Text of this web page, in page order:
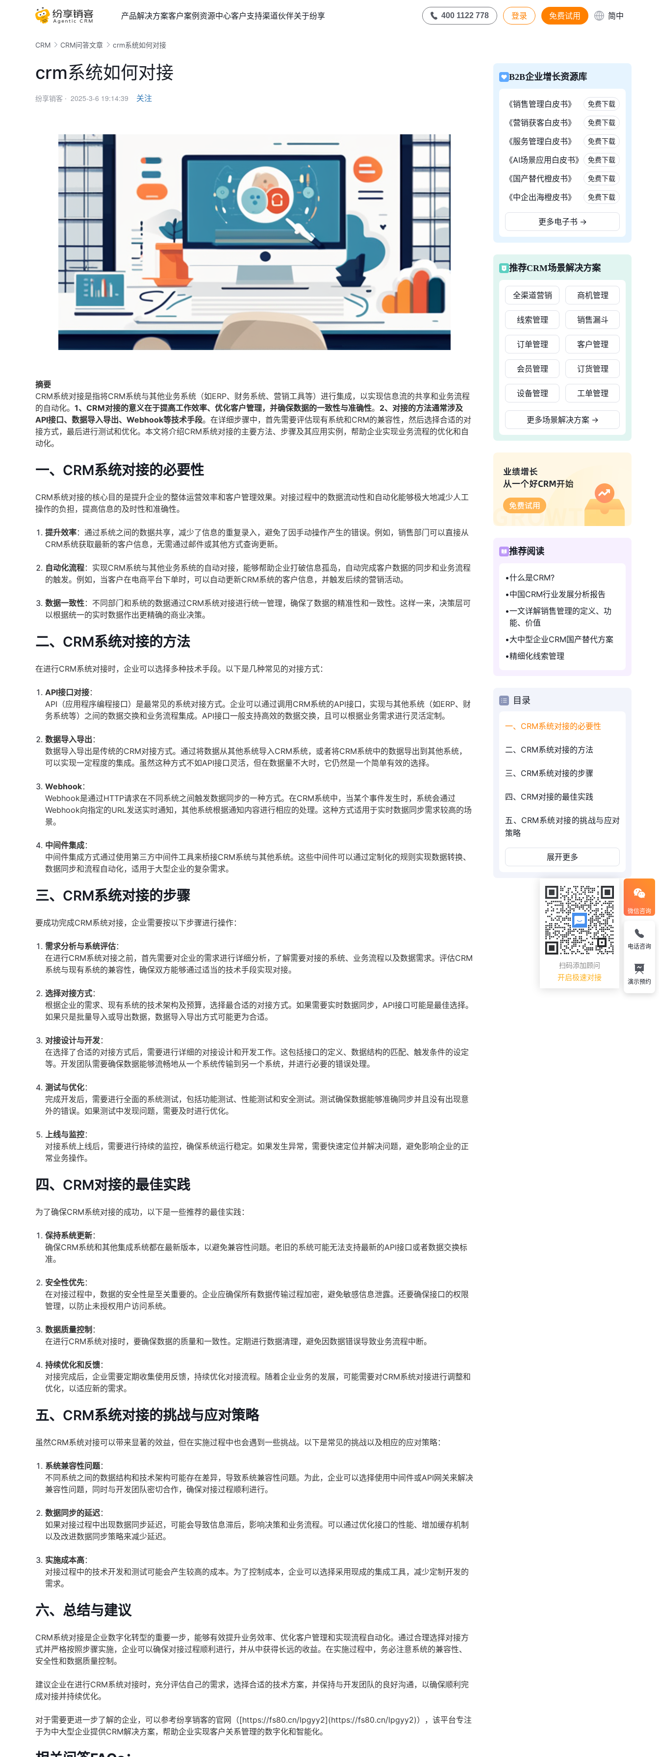
产品解决方案客户案例资源中心客户支持渠道伙伴关于纷享 400 1122 778 登录 免费试用 简中
CRM CRM问答文章 crm系统如何对接
crm系统如何对接
纷享销客 · 2025-3-6 19:14:39 关注
摘要
CRM系统对接是指将CRM系统与其他业务系统（如ERP、财务系统、营销工具等）进行集成，以实现信息流的共享和业务流程
的自动化。 1、CRM对接的意义在于提高工作效率、优化客户管理，并确保数据的一致性与准确性。 2、对接的方法通常涉及
API接口、数据导入导出、Webhook等技术手段。在详细步骤中，首先需要评估现有系统和CRM的兼容性，然后选择合适的对
接方式，最后进行测试和优化。本文将介绍CRM系统对接的主要方法、步骤及其应用实例，帮助企业实现业务流程的优化和自
动化。
一、CRM系统对接的必要性
CRM系统对接的核心目的是提升企业的整体运营效率和客户管理效果。对接过程中的数据流动性和自动化能够极大地减少人工
操作的负担，提高信息的及时性和准确性。
提升效率：通过系统之间的数据共享，减少了信息的重复录入，避免了因手动操作产生的错误。例如，销售部门可以直接从
CRM系统获取最新的客户信息，无需通过邮件或其他方式查询更新。
自动化流程：实现CRM系统与其他业务系统的自动对接，能够帮助企业打破信息孤岛，自动完成客户数据的同步和业务流程
的触发。例如，当客户在电商平台下单时，可以自动更新CRM系统的客户信息，并触发后续的营销活动。
数据一致性：不同部门和系统的数据通过CRM系统对接进行统一管理，确保了数据的精准性和一致性。这样一来，决策层可
以根据统一的实时数据作出更精确的商业决策。
二、CRM系统对接的方法
在进行CRM系统对接时，企业可以选择多种技术手段。以下是几种常见的对接方式：
API接口对接：
API（应用程序编程接口）是最常见的系统对接方式。企业可以通过调用CRM系统的API接口，实现与其他系统（如ERP、财
务系统等）之间的数据交换和业务流程集成。API接口一般支持高效的数据交换，且可以根据业务需求进行灵活定制。
数据导入导出 ：
数据导入导出是传统的CRM对接方式。通过将数据从其他系统导入CRM系统，或者将CRM系统中的数据导出到其他系统，
可以实现一定程度的集成。虽然这种方式不如API接口灵活，但在数据量不大时，它仍然是一个简单有效的选择。
Webhook：
Webhook是通过HTTP请求在不同系统之间触发数据同步的一种方式。在CRM系统中，当某个事件发生时，系统会通过
Webhook向指定的URL发送实时通知，其他系统根据通知内容进行相应的处理。这种方式适用于实时数据同步需求较高的场
景。
中间件集成：
中间件集成方式通过使用第三方中间件工具来桥接CRM系统与其他系统。这些中间件可以通过定制化的规则实现数据转换、
数据同步和流程自动化，适用于大型企业的复杂需求。
三、CRM系统对接的步骤
要成功完成CRM系统对接，企业需要按以下步骤进行操作：
需求分析与系统评估：
在进行CRM系统对接之前，首先需要对企业的需求进行详细分析，了解需要对接的系统、业务流程以及数据需求。评估CRM
系统与现有系统的兼容性，确保双方能够通过适当的技术手段实现对接。
选择对接方式：
根据企业的需求、现有系统的技术架构及预算，选择最合适的对接方式。如果需要实时数据同步，API接口可能是最佳选择。
如果只是批量导入或导出数据，数据导入导出方式可能更为合适。
对接设计与开发：
在选择了合适的对接方式后，需要进行详细的对接设计和开发工作。这包括接口的定义、数据结构的匹配、触发条件的设定
等。开发团队需要确保数据能够流畅地从一个系统传输到另一个系统，并进行必要的错误处理。
测试与优化：
完成开发后，需要进行全面的系统测试，包括功能测试、性能测试和安全测试。测试确保数据能够准确同步并且没有出现意
外的错误。如果测试中发现问题，需要及时进行优化。
上线与监控：
对接系统上线后，需要进行持续的监控，确保系统运行稳定。如果发生异常，需要快速定位并解决问题，避免影响企业的正
常业务操作。
四、CRM对接的最佳实践
为了确保CRM系统对接的成功，以下是一些推荐的最佳实践：
保持系统更新：
确保CRM系统和其他集成系统都在最新版本，以避免兼容性问题。老旧的系统可能无法支持最新的API接口或者数据交换标
准。
安全性优先：
在对接过程中，数据的安全性是至关重要的。企业应确保所有数据传输过程加密，避免敏感信息泄露。还要确保接口的权限
管理，以防止未授权用户访问系统。
数据质量控制 ：
在进行CRM系统对接时，要确保数据的质量和一致性。定期进行数据清理，避免因数据错误导致业务流程中断。
持续优化和反馈：
对接完成后，企业需要定期收集使用反馈，持续优化对接流程。随着企业业务的发展，可能需要对CRM系统对接进行调整和
优化，以适应新的需求。
五、CRM系统对接的挑战与应对策略
虽然CRM系统对接可以带来显著的效益，但在实施过程中也会遇到一些挑战。以下是常见的挑战以及相应的应对策略：
系统兼容性问题：
不同系统之间的数据结构和技术架构可能存在差异，导致系统兼容性问题。为此，企业可以选择使用中间件或API网关来解决
兼容性问题，同时与开发团队密切合作，确保对接过程顺利进行。
数据同步的延迟：
如果对接过程中出现数据同步延迟，可能会导致信息滞后，影响决策和业务流程。可以通过优化接口的性能、增加缓存机制
以及改进数据同步策略来减少延迟。
实施成本高：
对接过程中的技术开发和测试可能会产生较高的成本。为了控制成本，企业可以选择采用现成的集成工具，减少定制开发的
需求。
六、总结与建议
CRM系统对接是企业数字化转型的重要一步，能够有效提升业务效率、优化客户管理和实现流程自动化。通过合理选择对接方
式并严格按照步骤实施，企业可以确保对接过程顺利进行，并从中获得长远的收益。在实施过程中，务必注意系统的兼容性、
安全性和数据质量控制。
建议企业在进行CRM系统对接时，充分评估自己的需求，选择合适的技术方案，并保持与开发团队的良好沟通，以确保顺利完
成对接并持续优化。
对于需要更进一步了解的企业，可以参考纷享销客的官网（[https://fs80.cn/lpgyy2](https://fs80.cn/lpgyy2)），该平台专注
于为中大型企业提供CRM解决方案，帮助企业实现客户关系管理的数字化和智能化。
B2B企业增长资源库
《销售管理白皮书》 免费下载
《营销获客白皮书》 免费下载
《服务管理白皮书》 免费下载
《AI场景应用白皮书》 免费下载
《国产替代橙皮书》 免费下载
《中企出海橙皮书》 免费下载
更多电子书 →
推荐CRM场景解决方案
全渠道营销 商机管理
线索管理 销售漏斗
订单管理 客户管理
会员管理 订货管理
设备管理 工单管理
更多场景解决方案 →
推荐阅读
什么是CRM?
中国CRM行业发展分析报告
一文详解销售管理的定义、功
能、价值
大中型企业CRM国产替代方案
精细化线索管理
目录
一、CRM系统对接的必要性
二、CRM系统对接的方法
三、CRM系统对接的步骤
四、CRM对接的最佳实践
五、CRM系统对接的挑战与应对
策略
展开更多
微信咨询
扫码添加顾问
开启极速对接
电话咨询
演示预约